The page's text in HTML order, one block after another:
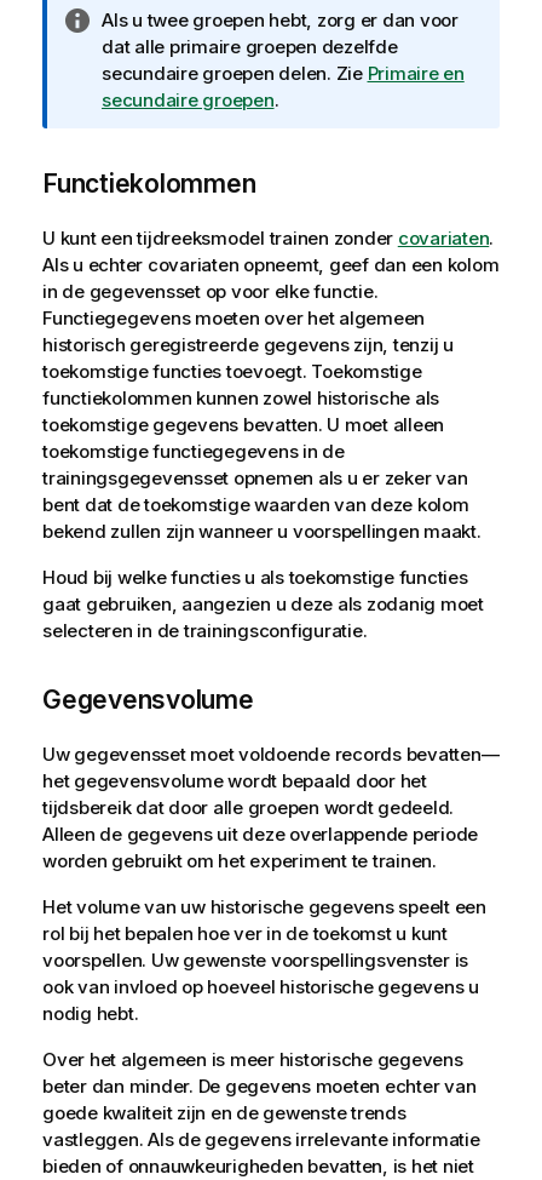
I
n
f
o
a
i
e
Als u twee groepen hebt, zorg er dan voor
dat alle primaire groepen dezelfde
secundaire groepen delen. Zie Primaire en
secundaire groepen.
Functiekolommen
U kunt een tijdreeksmodel trainen zonder covariaten.
Als u echter covariaten opneemt, geef dan een kolom
in de gegevensset op voor elke functie.
Functiegegevens moeten over het algemeen
historisch geregistreerde gegevens zijn, tenzij u
toekomstige functies toevoegt. Toekomstige
functiekolommen kunnen zowel historische als
toekomstige gegevens bevatten. U moet alleen
toekomstige functiegegevens in de
trainingsgegevensset opnemen als u er zeker van
bent dat de toekomstige waarden van deze kolom
bekend zullen zijn wanneer u voorspellingen maakt.
Houd bij welke functies u als toekomstige functies
gaat gebruiken, aangezien u deze als zodanig moet
selecteren in de trainingsconfiguratie.
Gegevensvolume
Uw gegevensset moet voldoende records bevatten—
het gegevensvolume wordt bepaald door het
tijdsbereik dat door alle groepen wordt gedeeld.
Alleen de gegevens uit deze overlappende periode
worden gebruikt om het experiment te trainen.
Het volume van uw historische gegevens speelt een
rol bij het bepalen hoe ver in de toekomst u kunt
voorspellen. Uw gewenste voorspellingsvenster is
ook van invloed op hoeveel historische gegevens u
nodig hebt.
Over het algemeen is meer historische gegevens
beter dan minder. De gegevens moeten echter van
goede kwaliteit zijn en de gewenste trends
vastleggen. Als de gegevens irrelevante informatie
bieden of onnauwkeurigheden bevatten, is het niet